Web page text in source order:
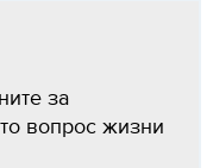
за
вопрос жизни